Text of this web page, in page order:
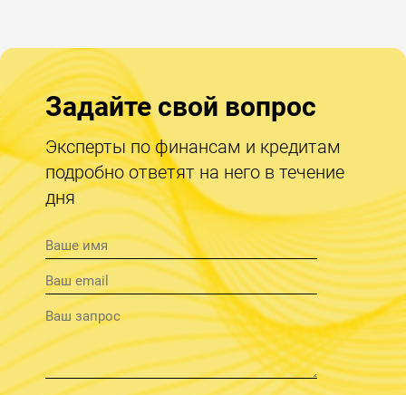
Задайте свой вопрос
Эксперты по финансам и кредитам
подробно ответят на него в течение
дня